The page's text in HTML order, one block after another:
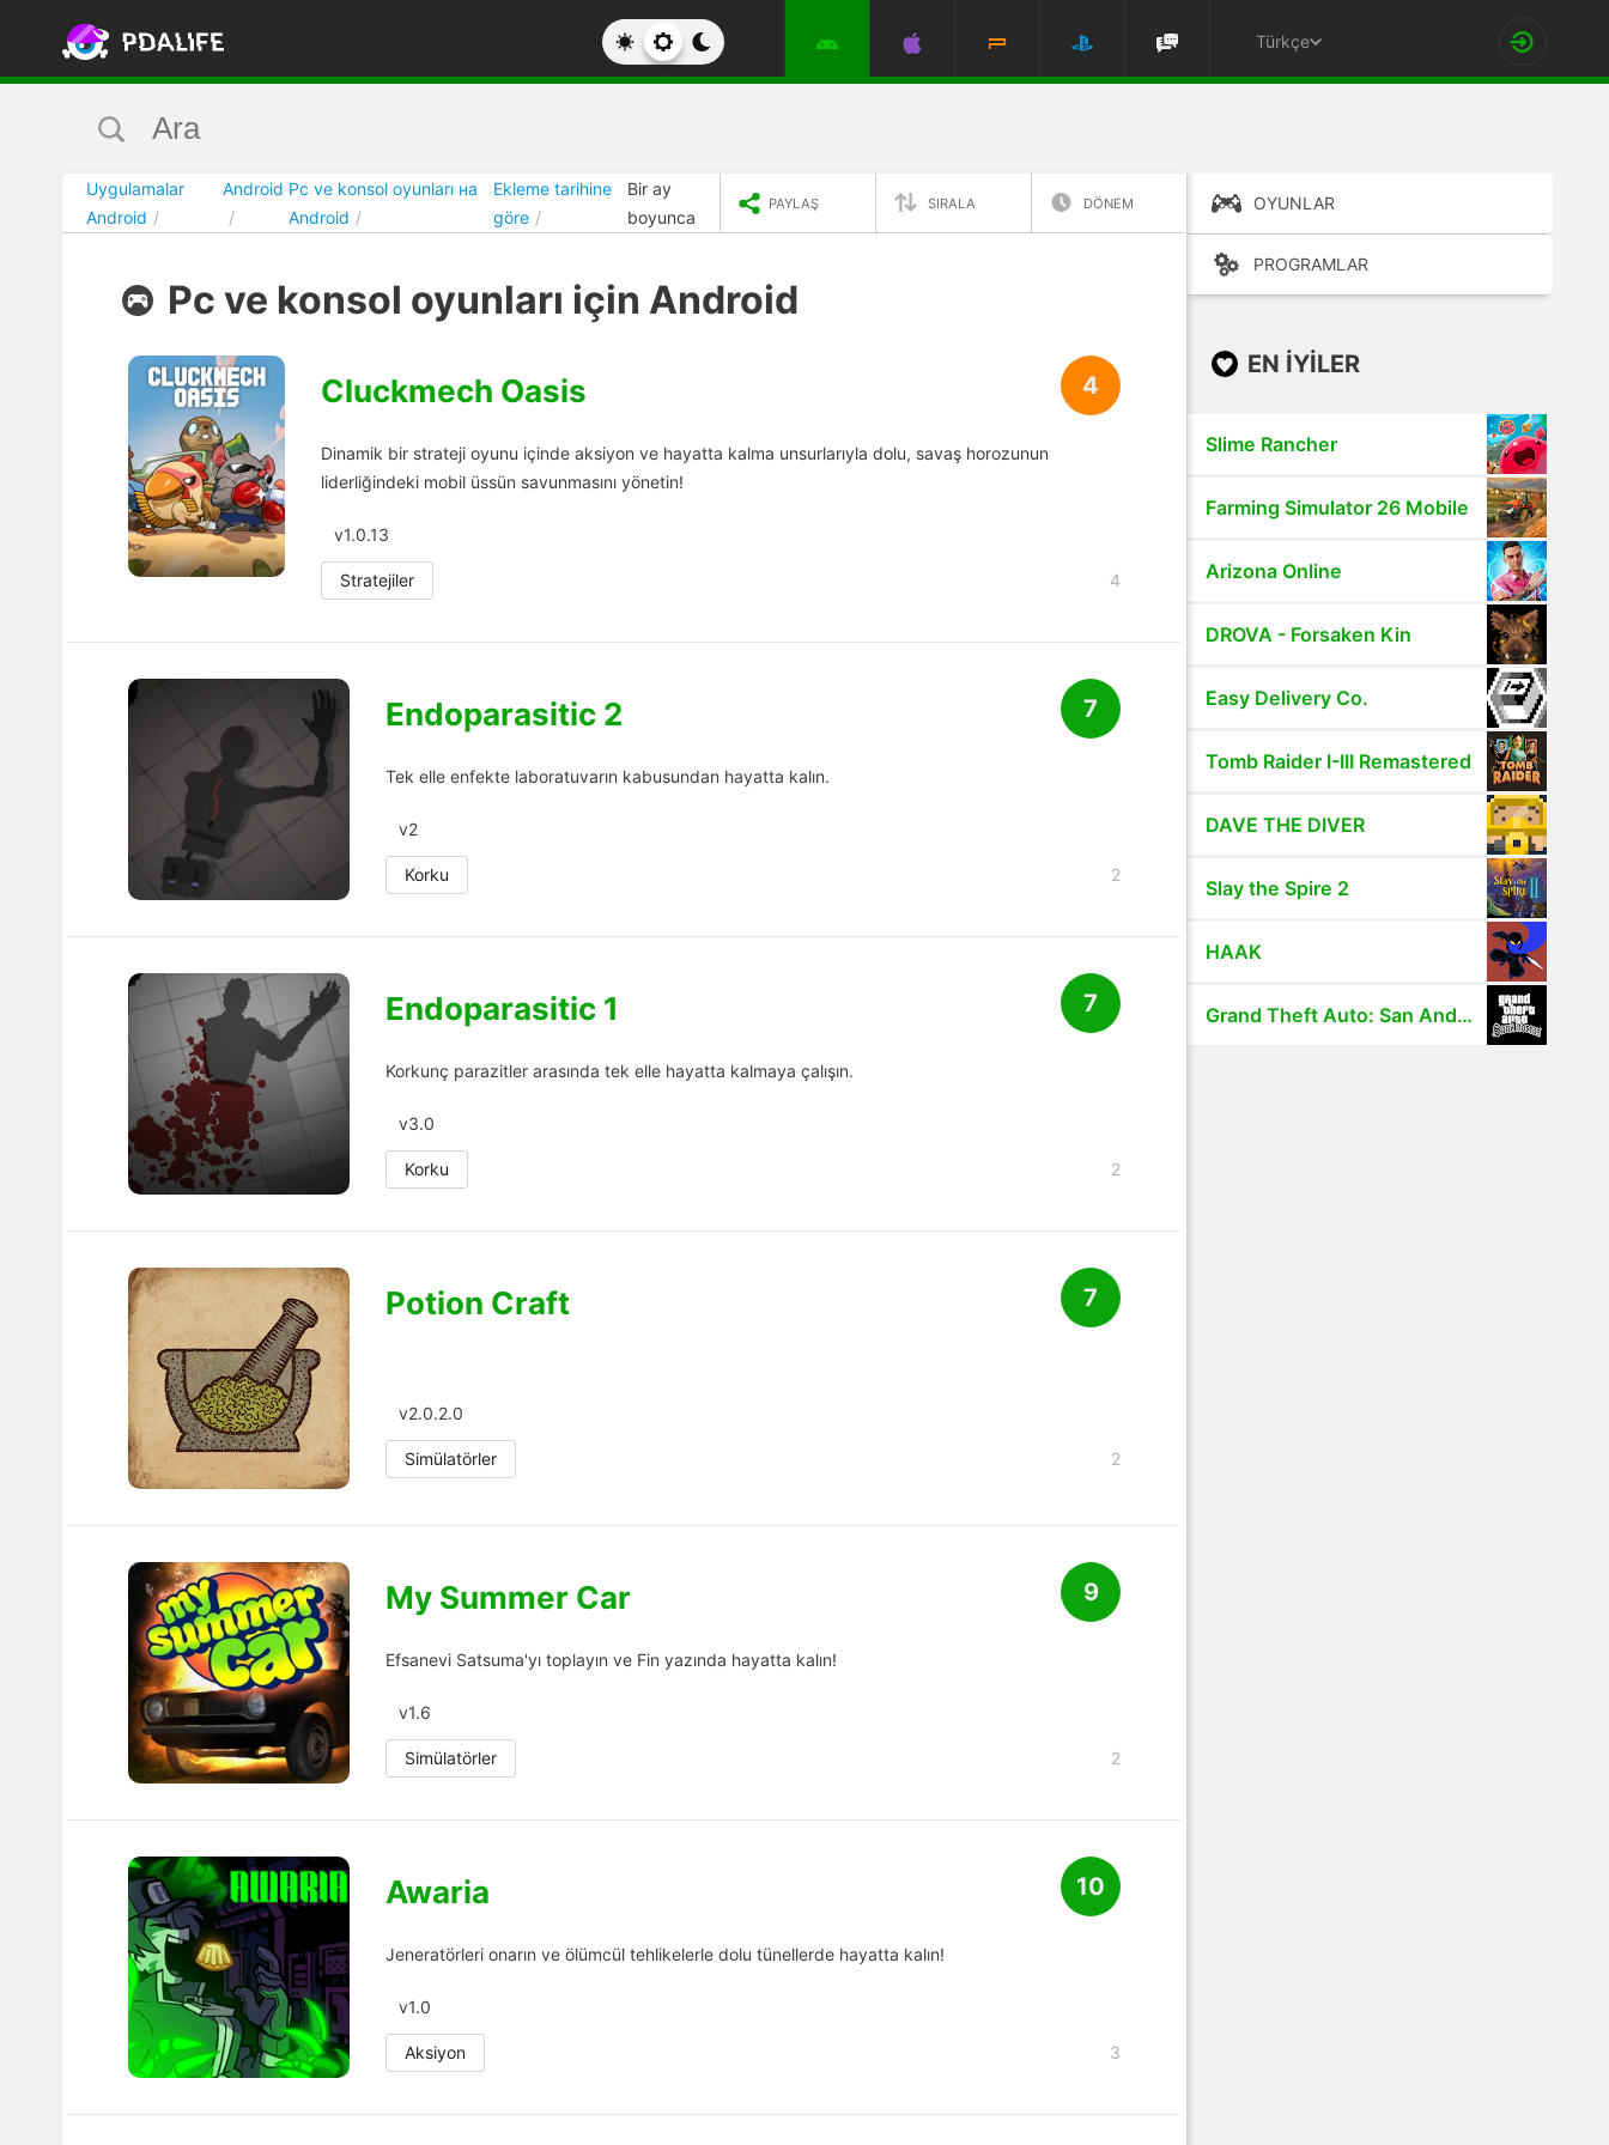
Türkçe
Uygulamalar
Android
Android Pc ve konsol oyunları на
Android
Ekleme tarihine
göre
Bir ay
boyunca
PAYLAŞ SIRALA DÖNEM
Pc ve konsol oyunları için Android
4
Cluckmech Oasis
Dinamik bir strateji oyunu içinde aksiyon ve hayatta kalma unsurlarıyla dolu, savaş horozunun
liderliğindeki mobil üssün savunmasını yönetin!
v1.0.13
Stratejiler 4
7
Endoparasitic 2
Tek elle enfekte laboratuvarın kabusundan hayatta kalın.
v2
Korku 2
7
Endoparasitic 1
Korkunç parazitler arasında tek elle hayatta kalmaya çalışın.
v3.0
Korku 2
7
Potion Craft
v2.0.2.0
Simülatörler 2
9
My Summer Car
Efsanevi Satsuma'yı toplayın ve Fin yazında hayatta kalın!
v1.6
Simülatörler 2
10
Awaria
Jeneratörleri onarın ve ölümcül tehlikelerle dolu tünellerde hayatta kalın!
v1.0
Aksiyon 3
OYUNLAR
PROGRAMLAR
EN IYILER
Slime Rancher
Farming Simulator 26 Mobile
Arizona Online
DROVA - Forsaken Kin
Easy Delivery Co.
Tomb Raider I-III Remastered
DAVE THE DIVER
Slay the Spire 2
HAAK
Grand Theft Auto: San Andreas